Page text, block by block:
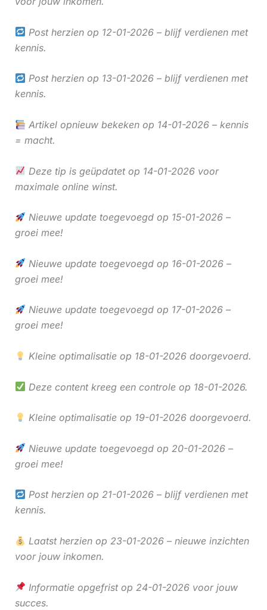
Post herzien op 12-01-2026 – blijf verdienen met
kennis.
Post herzien op 13-01-2026 – blijf verdienen met
kennis.
Artikel opnieuw bekeken op 14-01-2026 – kennis
= macht.
Deze tip is geüpdatet op 14-01-2026 voor
maximale online winst.
Nieuwe update toegevoegd op 15-01-2026 –
groei mee!
Nieuwe update toegevoegd op 16-01-2026 –
groei mee!
Nieuwe update toegevoegd op 17-01-2026 –
groei mee!
Kleine optimalisatie op 18-01-2026 doorgevoerd.
Deze content kreeg een controle op 18-01-2026.
Kleine optimalisatie op 19-01-2026 doorgevoerd.
Nieuwe update toegevoegd op 20-01-2026 –
groei mee!
Post herzien op 21-01-2026 – blijf verdienen met
kennis.
Laatst herzien op 23-01-2026 – nieuwe inzichten
voor jouw inkomen.
Informatie opgefrist op 24-01-2026 voor jouw
succes.